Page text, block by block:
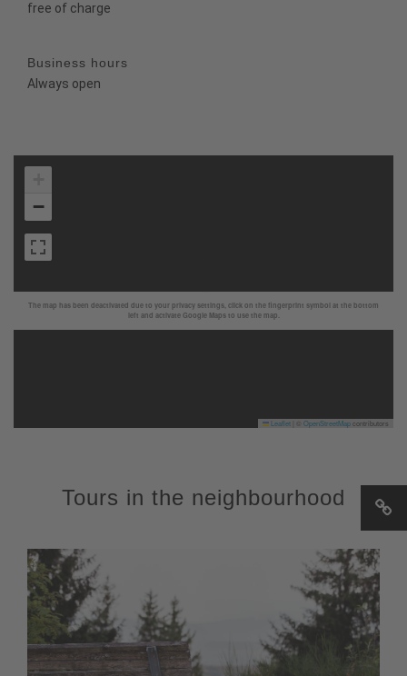
free of charge
Business hours
Always open
The map has been deactivated due to your privacy settings, click on the fingerprint symbol at the bottom
left and activate Google Maps to use the map.
−
Leaflet OpenStreetMapcontributors
Tours in the neighbourhood